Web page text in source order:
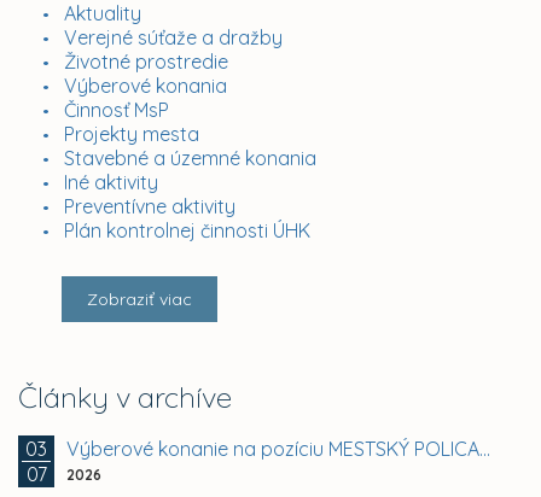
Aktuality
Verejné súťaže a dražby
Životné prostredie
Výberové konania
Činnosť MsP
Projekty mesta
Stavebné a územné konania
Iné aktivity
Preventívne aktivity
Plán kontrolnej činnosti ÚHK
Zobraziť viac
Články v archíve
03
07
Výberové konanie na pozíciu MESTSKÝ POLICAJT –...
2026